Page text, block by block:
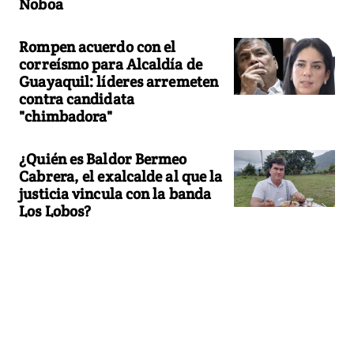
Noboa
Rompen acuerdo con el
correísmo para Alcaldía de
Guayaquil: líderes arremeten
contra candidata
"chimbadora"
¿Quién es Baldor Bermeo
Cabrera, el exalcalde al que la
justicia vincula con la banda
Los Lobos?